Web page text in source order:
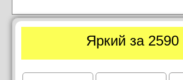
Яркий за 2590